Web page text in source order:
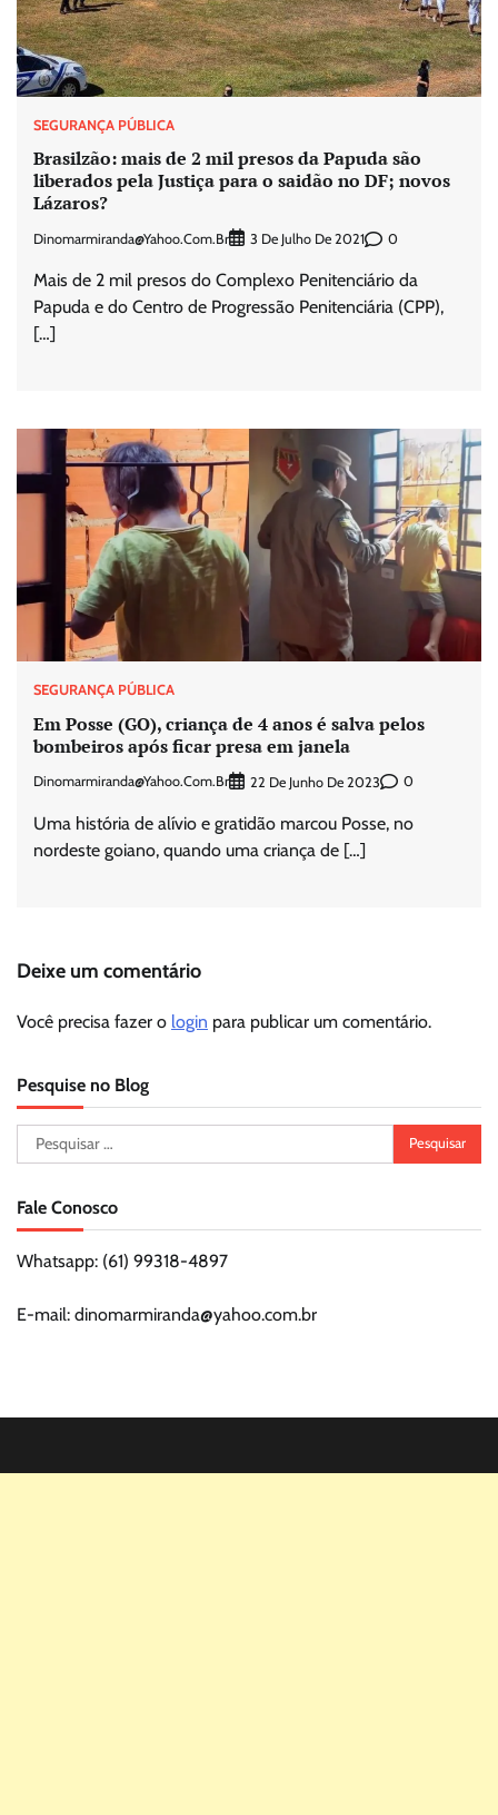
SEGURANÇA PÚBLICA
Brasilzão: mais de 2 mil presos da Papuda são
liberados pela Justiça para o saidão no DF; novos
Lázaros?
Dinomarmiranda@yahoo.com.br 3 De Julho De 2021 0
Mais de 2 mil presos do Complexo Penitenciário da
Papuda e do Centro de Progressão Penitenciária (CPP),
[…]
SEGURANÇA PÚBLICA
Em Posse (GO), criança de 4 anos é salva pelos
bombeiros após ficar presa em janela
Dinomarmiranda@yahoo.com.br 22 De Junho De 2023 0
Uma história de alívio e gratidão marcou Posse, no
nordeste goiano, quando uma criança de […]
Deixe um comentário
Você precisa fazer o login para publicar um comentário.
Pesquise no Blog
Pesquisar
por:
Fale Conosco
Whatsapp: (61) 99318-4897
E-mail: dinomarmiranda@yahoo.com.br